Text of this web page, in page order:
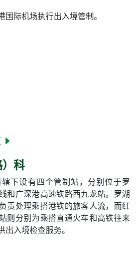
国际机场执行出入境管制。
）科
下设有四个管制站，分别位于罗
和广深港高速铁路西九龙站。罗湖
责处理乘搭港铁的旅客人流，而红
则分别为乘搭直通火车和高铁往来
出入境检查服务。